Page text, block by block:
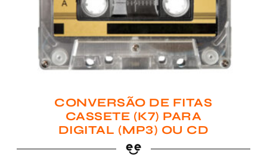
CONVERSÃO DE FITAS
CASSETE (K7) PARA
DIGITAL (MP3) OU CD